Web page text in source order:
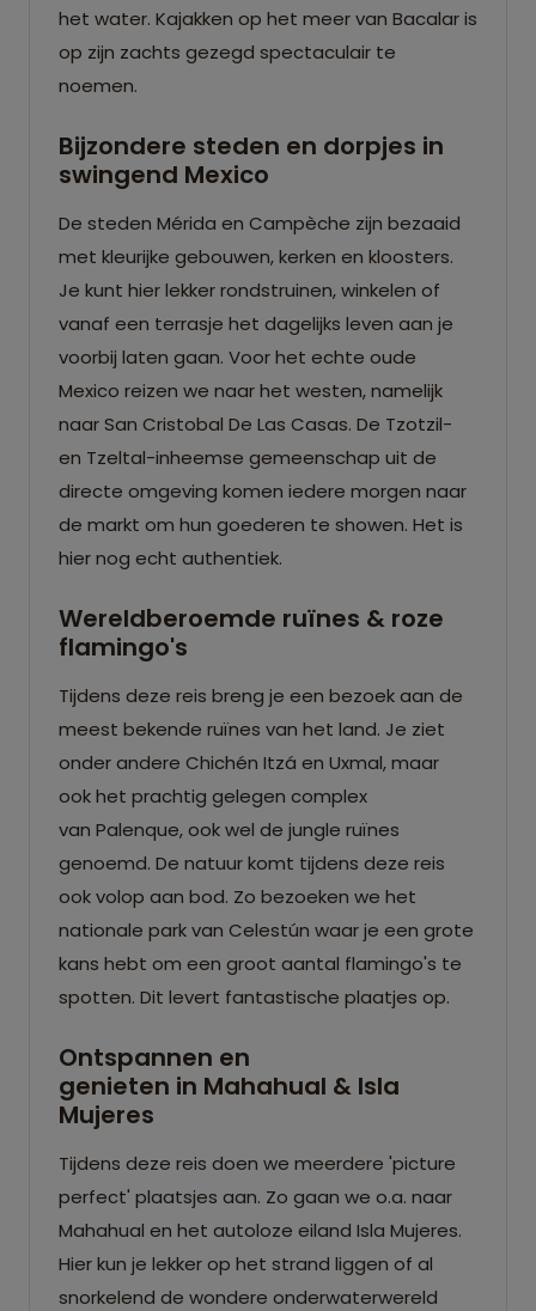
het water. Kajakken op het meer van Bacalar is
op zijn zachts gezegd spectaculair te
noemen.
Bijzondere steden en dorpjes in
swingend Mexico
De steden Mérida en Campèche zijn bezaaid
met kleurijke gebouwen, kerken en kloosters.
Je kunt hier lekker rondstruinen, winkelen of
vanaf een terrasje het dagelijks leven aan je
voorbij laten gaan. Voor het echte oude
Mexico reizen we naar het westen, namelijk
naar San Cristobal De Las Casas. De Tzotzil-
en Tzeltal-inheemse gemeenschap uit de
directe omgeving komen iedere morgen naar
de markt om hun goederen te showen. Het is
hier nog echt authentiek.
Wereldberoemde ruïnes & roze
flamingo's
Tijdens deze reis breng je een bezoek aan de
meest bekende ruïnes van het land. Je ziet
onder andere Chichén Itzá en Uxmal, maar
ook het prachtig gelegen complex
van Palenque, ook wel de jungle ruïnes
genoemd. De natuur komt tijdens deze reis
ook volop aan bod. Zo bezoeken we het
nationale park van Celestún waar je een grote
kans hebt om een groot aantal flamingo's te
spotten. Dit levert fantastische plaatjes op.
Ontspannen en
genieten in Mahahual & Isla
Mujeres
Tijdens deze reis doen we meerdere 'picture
perfect' plaatsjes aan. Zo gaan we o.a. naar
Mahahual en het autoloze eiland Isla Mujeres.
Hier kun je lekker op het strand liggen of al
snorkelend de wondere onderwaterwereld